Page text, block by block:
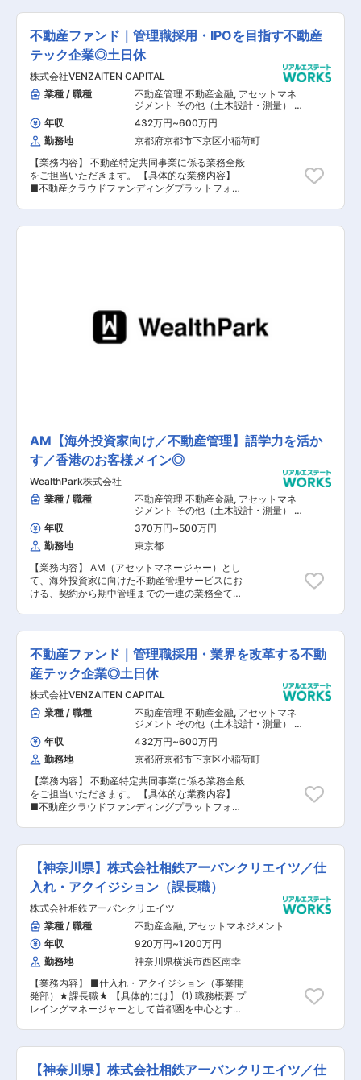
には】 ■物件運用・管理…保有している賃貸不動
産の運用及び管理・PM及びBM会社の取り纏め・
修繕計画策定等 ■物件取得・売却業務…仲介会社
等からの物件情報収集・精査・試算作成・調査～
取得までの一連の業務・契約書作成等 ■新規事業
の立ち上げ ※自家用車を使用します（使用距離数
に応じ、実費支給） ※建物改変を伴う作業はあり
ません。 【会社概要】 ■1983年に設立し、青森
県を中心に東北エリアで不動産投資事業（賃貸
業）を展開しております。 ■これまでの信頼と実
績を活かし、不動産を通じて地域の発展に貢献す
ることを目指します。 当社は青森県を中心に事業
展開する1983年創業の不動産事業者です。弘前市
郊外に位置する「さくら野百貨店 弘前店」の
他、マルチテナント案件や本社のある「東日本不
動産弘前ビル」など、青森県を中心として東北エ
基盤に事業を続けてきたことで培われた地域課題
へのアプローチやニーズをキャッチアップする力
は、私たちが誇る大きな優位性でもあります。今
不動産ファンド｜管理職採用・IPOを目指す不動産
テック企業◎土日休
株式会社VENZAITEN CAPITAL
業種 / 職種
不動産管理 不動産金融, アセットマネ
ジメント その他（土木設計・測量） そ
の他（建築設計・積算）
年収 432万円~600万円
勤務地
京都府京都市下京区小稲荷町
【業務内容】 不動産特定共同事業に係る業務全般
をご担当いただきます。 【具体的な業務内容】
■不動産クラウドファンディングプラットフォー
連などの施策 【担当者コメント】 同社は、京都
ー領域においては不動産投資の民主化を掲げ、京
都初の不動産開発型クラウドファンディングを
2023年にリリース予定です。ITや不動産関連企
に取り組めるほか、一般企業とは違った業務に挑
戦することも出てくる可能性もあり、自分自身を
成長につなげることのできる職場環境です。ま
全結果で明確に定義されており、四半期毎に実績
に基づいた評価を行うため、給与改定は年2回、
賞与支給は年1回です。役員を含む業務執行者全
員が対象の評価制度で、結果が出れば上に上が
り、出なければ現状維持または下がるといった非
常にシンプルな制度で結果を出す方の評価を見逃
さないことで成長につなげています。明るい印象
が少ない不動産業界のイメージを変え、テクノロ
ジーにより業界自体をアップデートするために
も、柔軟性を持ち、環境変化を恐れない方が責任
者として活躍できる人材であると考えています。
って取り組むことができる方々と共に未来を拓い
ていきたいと考えております。
AM【海外投資家向け／不動産管理】語学力を活か
す／香港のお客様メイン◎
WealthPark株式会社
業種 / 職種
不動産管理 不動産金融, アセットマネ
ジメント その他（土木設計・測量） そ
の他（建築設計・積算）
年収 370万円~500万円
勤務地
東京都
【業務内容】 AM（アセットマネージャー）とし
て、海外投資家に向けた不動産管理サービスにお
ける、契約から期中管理までの一連の業務全てを
ご担当いただく予定となります。 ※同ポジション
ではWealthPark RealEstate Technologies株式会
社への所属となります。 【具体的な業務内容】
■物件の管理委託サービスのご提案 ■各種契約締
結 ■物件の募集条件の提案 ■募集状況の共有、分
析、提案 ■物件契約に関するレポーティング（更
新、解約、クレーム対応等） ■工事に関する提案
【担当者コメント】 同社はグローバルなプラット
フォームを手掛け、一部の限られた人にしかアク
セスできなかった『オルタナティブ資産への投
資』を顧客に開放しています。 不動産業界で非流
動資産の見える化に積極的にチャレンジしている
スタートアップITベンチャー企業になります。 同
ポジションでは香港の顧客がメインとなりますの
で、語学力（中国語・北京語・広東語）を活かす
ことが出来るポジションへの配属となり、不動産
約・期中管理まで不動産投資に関わる一連の全て
の流れに携わって頂くことが出来ますので、投資
用不動産の知識を高めながらスキルを磨き続ける
ことができる環境が整っています。
不動産ファンド｜管理職採用・業界を改革する不動
産テック企業◎土日休
株式会社VENZAITEN CAPITAL
業種 / 職種
不動産管理 不動産金融, アセットマネ
ジメント その他（土木設計・測量） そ
の他（建築設計・積算）
年収 432万円~600万円
勤務地
京都府京都市下京区小稲荷町
【業務内容】 不動産特定共同事業に係る業務全般
をご担当いただきます。 【具体的な業務内容】
■不動産クラウドファンディングプラットフォー
連などの施策 【担当者コメント】 同社は、京都
を中心に収益不動産の開発、その運用を行なって
おり、賃貸業や管理業での安定的な収益基盤をも
とに、テクノロジー領域においては不動産投資の
民主化を掲げ、京都初の不動産開発型クラウドフ
ァンディングを2023年にリリース予定していま
す。ITや不動産関連企業のM&Aや投資を積極的に
行い、信用力と資本力をもとに京都を代表する総
合不動産テック企業として不動産業界のアップデ
ートを行い、3年以内に上場を目指し社員一丸と
産特定共同事業に係る業務全般をご担当いただけ
る方を募集することとなりました。投資家向けの
不動産ファンドを企画し、スキーム検討から運用
す。各部署や役職毎のミッションが定量的かつ完
全結果で明確に定義されており、四半期毎に実績
【神奈川県】株式会社相鉄アーバンクリエイツ／仕
入れ・アクイジション（課長職）
株式会社相鉄アーバンクリエイツ
業種 / 職種
不動産金融, アセットマネジメント
年収
920万円~1200万円
勤務地
神奈川県横浜市西区南幸
【業務内容】 ■仕入れ・アクイジション（事業開
発部）★課長職★ 【具体的には】 (1) 職務概要 プ
レイングマネージャーとして首都圏を中心とする
す。 (2) 取得対象用途 事業用収益不動産：オフィ
ス、商業施設、物流関連施設等、複合用途施設を
含む既存物件ならびに開発用土地の両方が対象
【神奈川県】株式会社相鉄アーバンクリエイツ／仕